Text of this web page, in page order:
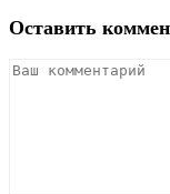
Оставить